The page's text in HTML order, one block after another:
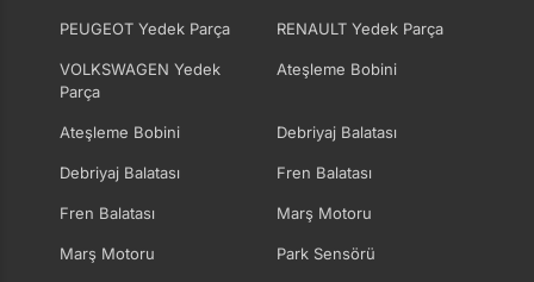
PEUGEOT Yedek Parça RENAULT Yedek Parça
VOLKSWAGEN Yedek
Parça
Ateşleme Bobini
Ateşleme Bobini Debriyaj Balatası
Debriyaj Balatası Fren Balatası
Fren Balatası Marş Motoru
Marş Motoru Park Sensörü